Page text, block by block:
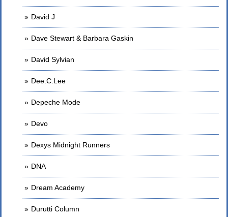
David J
Dave Stewart & Barbara Gaskin
David Sylvian
Dee.C.Lee
Depeche Mode
Devo
Dexys Midnight Runners
DNA
Dream Academy
Durutti Column